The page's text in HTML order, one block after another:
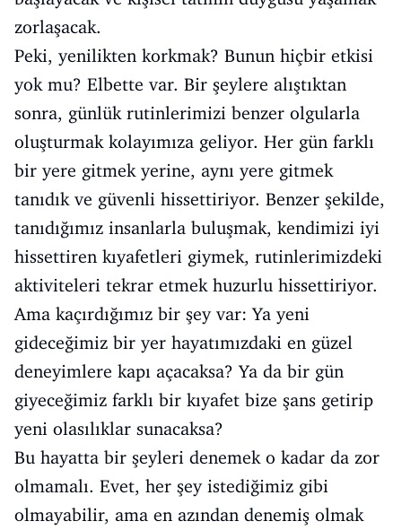
zorlaşacak.
Peki, yenilikten korkmak? Bunun hiçbir etkisi
yok mu? Elbette var. Bir şeylere alıştıktan
sonra, günlük rutinlerimizi benzer olgularla
oluşturmak kolayımıza geliyor. Her gün farklı
bir yere gitmek yerine, aynı yere gitmek
tanıdık ve güvenli hissettiriyor. Benzer şekilde,
tanıdığımız insanlarla buluşmak, kendimizi iyi
hissettiren kıyafetleri giymek, rutinlerimizdeki
aktiviteleri tekrar etmek huzurlu hissettiriyor.
Ama kaçırdığımız bir şey var: Ya yeni
gideceğimiz bir yer hayatımızdaki en güzel
deneyimlere kapı açacaksa? Ya da bir gün
giyeceğimiz farklı bir kıyafet bize şans getirip
yeni olasılıklar sunacaksa?
Bu hayatta bir şeyleri denemek o kadar da zor
olmamalı. Evet, her şey istediğimiz gibi
olmayabilir, ama en azından denemiş olmak